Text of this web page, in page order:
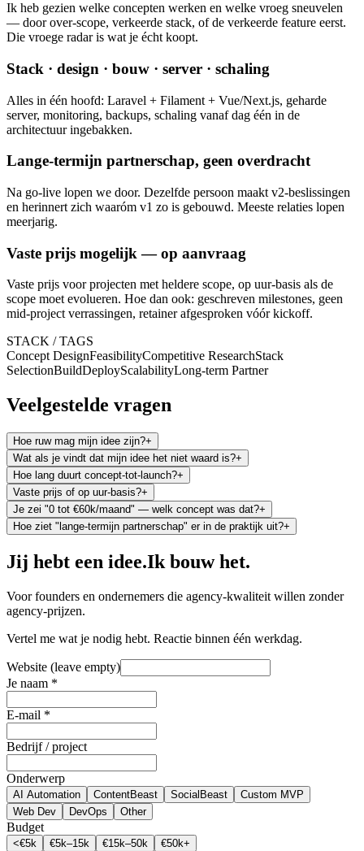
Ik heb gezien welke concepten werken en welke vroeg sneuvelen
— door over-scope, verkeerde stack, of de verkeerde feature eerst.
Die vroege radar is wat je écht koopt.
Stack · design · bouw · server · schaling
Alles in één hoofd: Laravel + Filament + Vue/Next.js, geharde
server, monitoring, backups, schaling vanaf dag één in de
architectuur ingebakken.
Lange-termijn partnerschap, geen overdracht
Na go-live lopen we door. Dezelfde persoon maakt v2-beslissingen
en herinnert zich waaróm v1 zo is gebouwd. Meeste relaties lopen
meerjarig.
Vaste prijs mogelijk — op aanvraag
Vaste prijs voor projecten met heldere scope, op uur-basis als de
scope moet evolueren. Hoe dan ook: geschreven milestones, geen
mid-project verrassingen, retainer afgesproken vóór kickoff.
STACK / TAGS
Concept DesignFeasibilityCompetitive ResearchStack
SelectionBuildDeployScalabilityLong-term Partner
Veelgestelde vragen
Hoe ruw mag mijn idee zijn?+
Wat als je vindt dat mijn idee het niet waard is?+
Hoe lang duurt concept-tot-launch?+
Vaste prijs of op uur-basis?+
Je zei "0 tot €60k/maand" — welk concept was dat?+
Hoe ziet "lange-termijn partnerschap" er in de praktijk uit?+
Jij hebt een idee.Ik bouw het.
Voor founders en ondernemers die agency-kwaliteit willen zonder
agency-prijzen.
Vertel me wat je nodig hebt. Reactie binnen één werkdag.
Website (leave empty)
Je naam *
E-mail *
Bedrijf / project
Onderwerp
AI Automation ContentBeast SocialBeast
Custom MVP
Web Dev
DevOps Other
Budget
<€5k €5k–15k €15k–50k €50k+